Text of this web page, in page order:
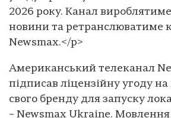
2026 року. Канал
новини та ретранслюватиме
Newsmax.</p>
Американський телеканал
підписав ліцензійну угоду
свого бренду для запуску
– Newsmax Ukraine. Мовлення